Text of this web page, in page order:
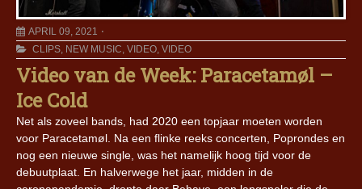
APRIL 09, 2021
CLIPS, NEW MUSIC, VIDEO, VIDEO
Video van de Week: Paracetamøl –
Ice Cold
Net als zoveel bands, had 2020 een topjaar moeten worden
voor Paracetamøl. Na een flinke reeks concerten, Poprondes en
nog een nieuwe single, was het namelijk hoog tijd voor de
debuutplaat. En halverwege het jaar, midden in de